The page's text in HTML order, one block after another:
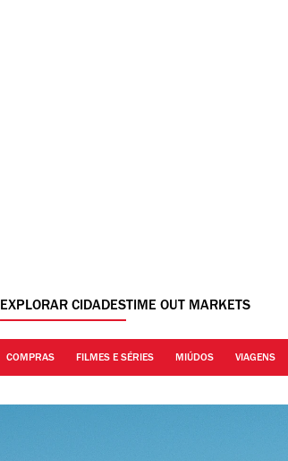
EXPLORAR CIDADESTIME OUT MARKETS
COMPRAS FILMES E SÉRIES MIÚDOS VIAGENS